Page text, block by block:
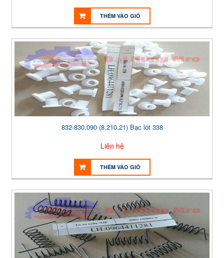
THÊM VÀO GIỎ
832-830.090 (8,210,21) Bạc lót 338
Liên hệ
THÊM VÀO GIỎ